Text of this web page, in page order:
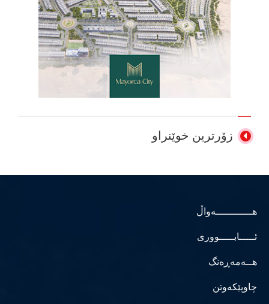
زۆرترین خوێنراو
هــــــــــــەواڵ
ئـــــابـــــووری
هــەمەڕەنگ
چاوپێکەوتن